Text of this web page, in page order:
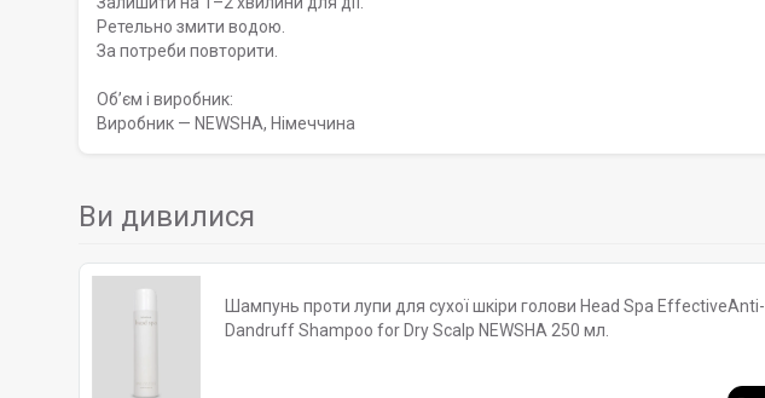
Ретельно змити водою.
За потреби повторити.
Обʼєм і виробник:
Виробник — NEWSHA, Німеччина
Ви дивилися
Шампунь проти лупи для сухої шкіри голови Head Spa EffectiveAnti-
Dandruff Shampoo for Dry Scalp NEWSHA 250 мл.